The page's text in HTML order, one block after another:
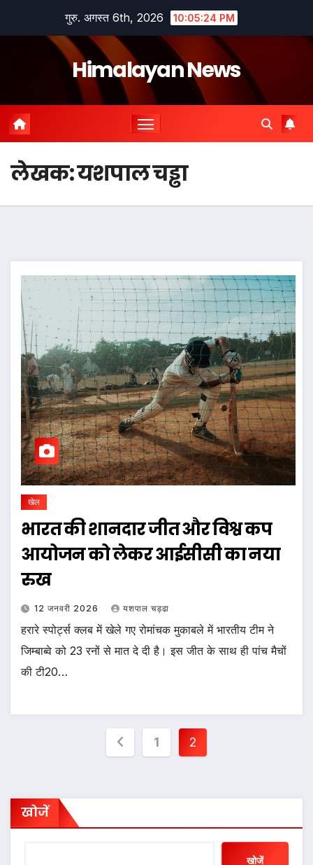
गुरु. अगस्त 6th, 2026 10:05:24 PM
Himalayan News
लेखक:यशपाल चड्ढा
खेल
भारत की शानदार जीत और विश्व कप
आयोजन को लेकर आईसीसी का नया
रुख
12 जनवरी 2026 यशपाल चड्ढा
हरारे स्पोर्ट्स क्लब में खेले गए रोमांचक मुकाबले में भारतीय टीम ने
जिम्बाब्वे को 23 रनों से मात दे दी है। इस जीत के साथ ही पांच मैचों
की टी20…
Posts
1 2
खोजें
खोजें